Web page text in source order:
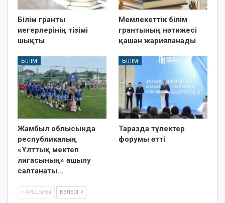
Білім гранты
иегерлерінің тізімі
шықты
Мемлекеттік білім
грантының нәтижесі
қашан жарияланады
БІЛІМ
Жамбыл облысында
республикалық
«Ұлттық мектеп
лигасының» ашылу
салтанаты…
БІЛІМ
Таразда түлектер
форумы өтті
АЛДЫҢҒЫ КЕЛЕСІ